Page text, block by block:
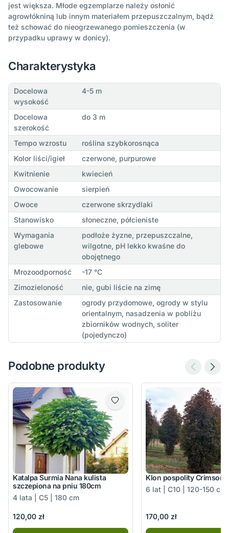
jest większa. Młode egzemplarze należy osłonić
agrowłókniną lub innym materiałem przepuszczalnym, bądź
też schować do nieogrzewanego pomieszczenia (w
przypadku uprawy w donicy).
Charakterystyka
Docelowa
wysokość
4-5 m
Docelowa
szerokość
do 3 m
Tempo wzrostu
roślina szybkorosnąca
Kolor liści/igieł
czerwone, purpurowe
Kwitnienie
kwiecień
Owocowanie
sierpień
Owoce
czerwone skrzydlaki
Stanowisko
słoneczne, półcieniste
Wymagania
glebowe
podłoże żyzne, przepuszczalne,
wilgotne, pH lekko kwaśne do
obojętnego
Mrozoodporność
-17 °C
Zimozieloność
nie, gubi liście na zimę
Zastosowanie
ogrody przydomowe, ogrody w stylu
orientalnym, nasadzenia w pobliżu
zbiorników wodnych, soliter
(pojedynczo)
Podobne produkty
Katalpa Surmia Nana kulista
szczepiona na pniu 180cm
4 lata | C5 | 180 cm
120,00 zł
Klon pospolity Crimson
6 lat | C10 | 120-150 cm
170,00 zł